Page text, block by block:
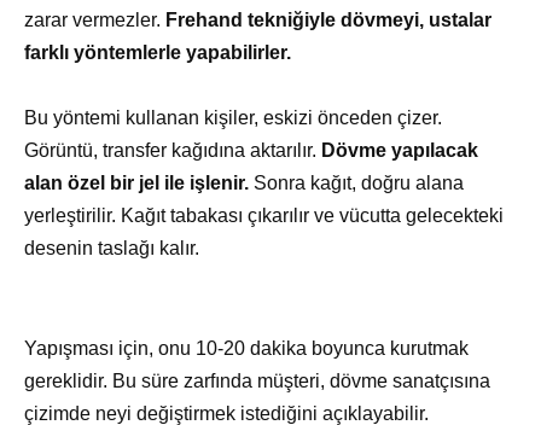
zarar vermezler. Frehand tekniğiyle dövmeyi, ustalar
farklı yöntemlerle yapabilirler.
Bu yöntemi kullanan kişiler, eskizi önceden çizer.
Görüntü, transfer kağıdına aktarılır. Dövme yapılacak
alan özel bir jel ile işlenir. Sonra kağıt, doğru alana
yerleştirilir. Kağıt tabakası çıkarılır ve vücutta gelecekteki
desenin taslağı kalır.
Yapışması için, onu 10-20 dakika boyunca kurutmak
gereklidir. Bu süre zarfında müşteri, dövme sanatçısına
çizimde neyi değiştirmek istediğini açıklayabilir.